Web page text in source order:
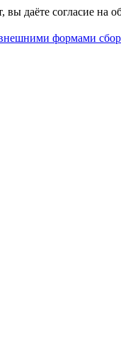
даёте согласие
формами